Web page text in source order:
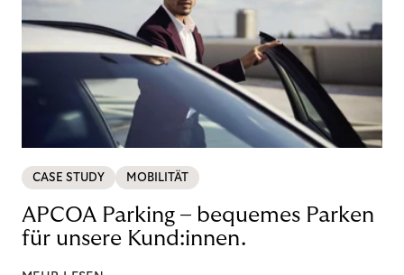
CASE STUDY MOBILITÄT
APCOA Parking – bequemes Parken
für unsere Kund:innen.